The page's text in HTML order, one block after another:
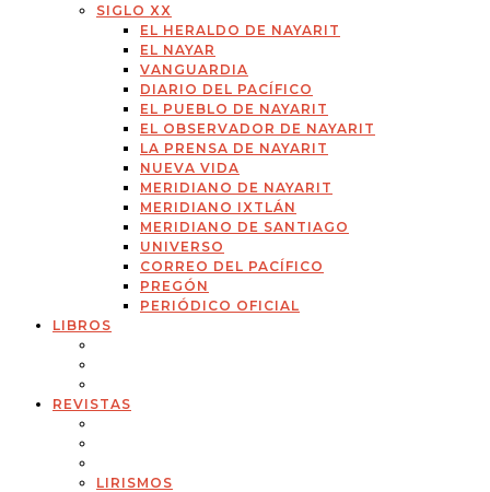
SIGLO XX
EL HERALDO DE NAYARIT
EL NAYAR
VANGUARDIA
DIARIO DEL PACÍFICO
EL PUEBLO DE NAYARIT
EL OBSERVADOR DE NAYARIT
LA PRENSA DE NAYARIT
NUEVA VIDA
MERIDIANO DE NAYARIT
MERIDIANO IXTLÁN
MERIDIANO DE SANTIAGO
UNIVERSO
CORREO DEL PACÍFICO
PREGÓN
PERIÓDICO OFICIAL
LIBROS
REVISTAS
LIRISMOS